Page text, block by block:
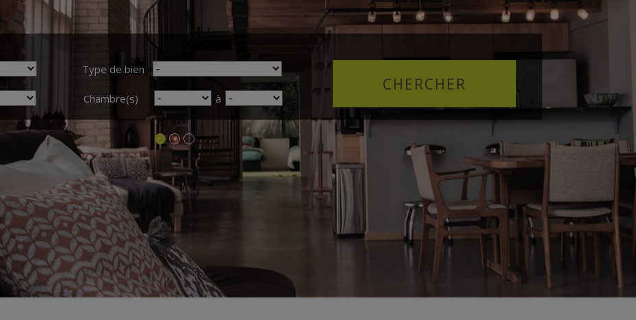
Type de bien
Chambre(s) à